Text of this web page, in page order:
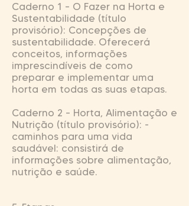
Caderno 1 – O Fazer na Horta e
Sustentabilidade (título
provisório): Concepções de
sustentabilidade. Oferecerá
conceitos, informações
imprescindíveis de como
preparar e implementar uma
horta em todas as suas etapas.
Caderno 2 – Horta, Alimentação e
Nutrição (título provisório): -
caminhos para uma vida
saudável: consistirá de
informações sobre alimentação,
nutrição e saúde.